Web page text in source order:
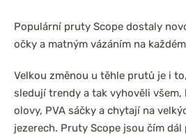
Populární pruty Scope dostaly
očky a matným vázáním na
Velkou změnou u těhle prutů je i
sledují trendy a tak vyhověli
olovy, PVA sáčky a chytají na
jezerech. Pruty Scope jsou čím